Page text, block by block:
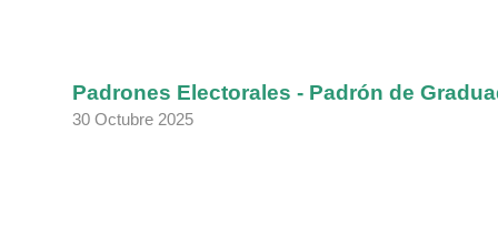
Padrones Electorales - Padrón de
30 Octubre 2025